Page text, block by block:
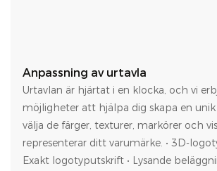
Anpassning av urtavla
Urtavlan är hjärtat i en klocka, och vi
möjligheter att hjälpa dig skapa en
välja de färger, texturer, markörer och
representerar ditt varumärke. • 3D-
Exakt logotyputskrift • Lysande